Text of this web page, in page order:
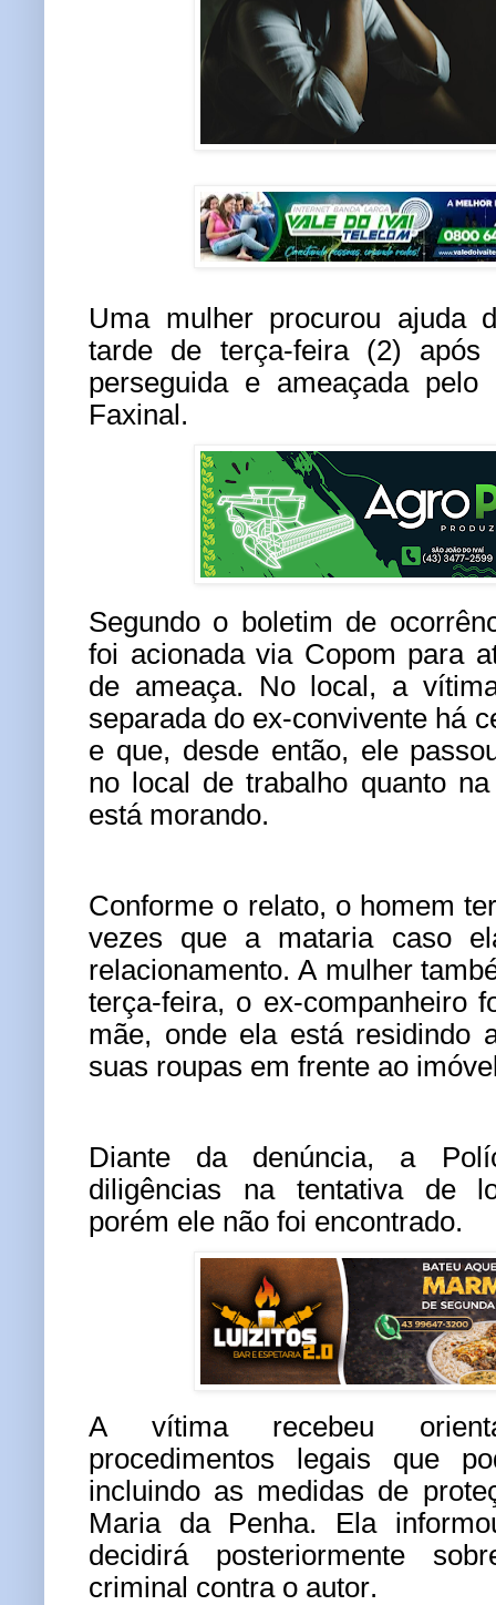
Uma mulher procurou ajuda
tarde de terça-feira (2) após
perseguida e ameaçada pelo
Faxinal.
Segundo o boletim de
foi acionada via Copom para
de ameaça. No local, a
separada do ex-convivente há
e que, desde então, ele
no local de trabalho quanto
está morando.
Conforme o relato, o homem
vezes que a mataria caso
relacionamento. A mulher
terça-feira, o ex-companheiro
mãe, onde ela está residindo
suas roupas em frente ao
Diante da denúncia, a
diligências na tentativa de
porém ele não foi encontrado.
A vítima recebeu
procedimentos legais que
incluindo as medidas de
Maria da Penha. Ela
decidirá posteriormente
criminal contra o autor.